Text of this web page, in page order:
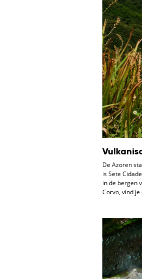
De Azoren
is Sete
in de bergen
Corvo, vind